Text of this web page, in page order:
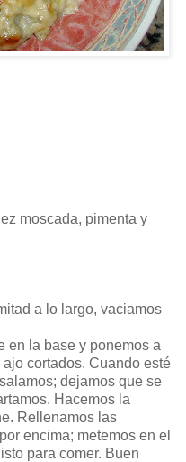
moscada, pimenta y
a lo largo, vaciamos
en la base y ponemos a
cortados. Cuando esté
dejamos que se
Hacemos la
Rellenamos las
encima; metemos en el
para comer. Buen